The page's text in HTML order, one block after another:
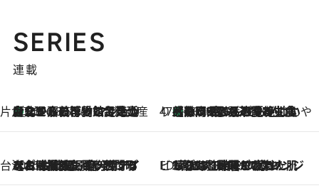
SERIES
連載
片倉真理のときめく台湾土産
2026.8.5
台北からちょっと足を延ばして嘉義へ！ マジョリカタイルの博物館で見つけたレトロ可愛い台湾土産 47都道府県の手みやげ ひんやりスイーツで夏を満喫
2026.8.5
【静岡県】この夏絶対食べたい 冷やしておいしいおやつ3選 お茶香る生食感のふるふるゼリー
台湾ぶらぶら食べ歩き
2026.8.4
【台湾夏旅】買い物するなら“台湾の原宿”西門町へ！ お土産も自分用アイテムも揃うショッピングスポット8選 ビューティいいもの集め EDITORS' BEST
2026.8.3
“落とす”時間が“癒やし”に。THREEのクレンジングは、酷暑で疲れた肌も心も整えてくれる！